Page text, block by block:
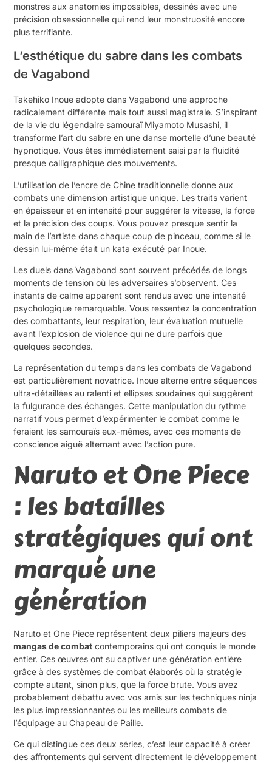
monstres aux anatomies impossibles, dessinés avec une
précision obsessionnelle qui rend leur monstruosité encore
plus terrifiante.
L’esthétique du sabre dans les combats
de Vagabond
Takehiko Inoue adopte dans Vagabond une approche
radicalement différente mais tout aussi magistrale. S’inspirant
de la vie du légendaire samouraï Miyamoto Musashi, il
transforme l’art du sabre en une danse mortelle d’une beauté
hypnotique. Vous êtes immédiatement saisi par la fluidité
presque calligraphique des mouvements.
L’utilisation de l’encre de Chine traditionnelle donne aux
combats une dimension artistique unique. Les traits varient
en épaisseur et en intensité pour suggérer la vitesse, la force
et la précision des coups. Vous pouvez presque sentir la
main de l’artiste dans chaque coup de pinceau, comme si le
dessin lui-même était un kata exécuté par Inoue.
Les duels dans Vagabond sont souvent précédés de longs
moments de tension où les adversaires s’observent. Ces
instants de calme apparent sont rendus avec une intensité
psychologique remarquable. Vous ressentez la concentration
des combattants, leur respiration, leur évaluation mutuelle
avant l’explosion de violence qui ne dure parfois que
quelques secondes.
La représentation du temps dans les combats de Vagabond
est particulièrement novatrice. Inoue alterne entre séquences
ultra-détaillées au ralenti et ellipses soudaines qui suggèrent
la fulgurance des échanges. Cette manipulation du rythme
narratif vous permet d’expérimenter le combat comme le
feraient les samouraïs eux-mêmes, avec ces moments de
conscience aiguë alternant avec l’action pure.
Naruto et One Piece
: les batailles
stratégiques qui ont
marqué une
génération
Naruto et One Piece représentent deux piliers majeurs des
mangas de combat contemporains qui ont conquis le monde
entier. Ces œuvres ont su captiver une génération entière
grâce à des systèmes de combat élaborés où la stratégie
compte autant, sinon plus, que la force brute. Vous avez
probablement débattu avec vos amis sur les techniques ninja
les plus impressionnantes ou les meilleurs combats de
l’équipage au Chapeau de Paille.
Ce qui distingue ces deux séries, c’est leur capacité à créer
des affrontements qui servent directement le développement